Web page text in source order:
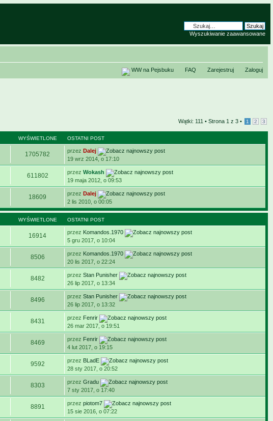
Wyszukiwanie zaawansowane
WW na Pejsbuku FAQ Zarejestruj Zaloguj
Wątki: 111 • Strona 1 z 3 • 1 2 3
WYŚWIETLONE OSTATNI POST
1705782 przezDalej
19 wrz 2014, o 17:10
611802 przezWokash
19 maja 2012, o 09:53
18609 przezDalej
2 lis 2010, o 00:05
WYŚWIETLONE OSTATNI POST
16914 przez Komandos.1970
5 gru 2017, o 10:04
8506 przez Komandos.1970
20 lis 2017, o 22:24
8482 przezStan Punisher
26 lip 2017, o 13:34
8496 przezStan Punisher
26 lip 2017, o 13:32
8431 przez Fenrir
26 mar 2017, o 19:51
8469 przez Fenrir
4 lut 2017, o 19:15
9592 przez BLadE
28 sty 2017, o 20:52
8303 przezGradu
7 sty 2017, o 17:40
8891 przezpiotom7
15 sie 2016, o 07:22